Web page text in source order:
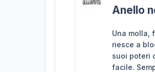
Anello
Una molla,
riesce a
suoi poteri
facile.